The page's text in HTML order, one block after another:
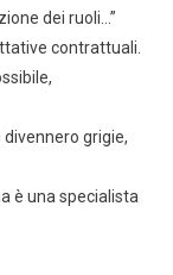
dei ruoli…”
contrattuali.
grigie,
è una specialista